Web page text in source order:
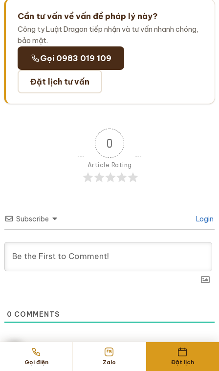
Cần tư vấn về vấn đề pháp lý này?
Công ty Luật Dragon tiếp nhận và tư vấn nhanh chóng,
bảo mật.
Gọi 0983 019 109
Đặt lịch tư vấn
0
Article Rating
Subscribe Login
0 COMMENTS
Gọi điện Zalo Đặt lịch